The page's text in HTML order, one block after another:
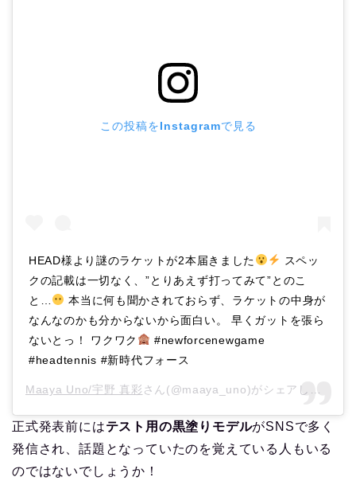
この投稿をInstagramで見る
HEAD様より謎のラケットが2本届きました
スペッ
クの記載は一切なく、”とりあえず打ってみて”とのこ
と…
本当に何も聞かされておらず、ラケットの中身が
なんなのかも分からないから面白い。 早くガットを張ら
ないとっ！ ワクワク
#newforcenewgame
#headtennis #新時代フォース
Maaya Uno/宇野 真彩 さん(@maaya_uno)がシェアした投稿 –
正式発表前にはテスト用の黒塗りモデルがSNSで多く
発信され、話題となっていたのを覚えている人もいる
のではないでしょうか！